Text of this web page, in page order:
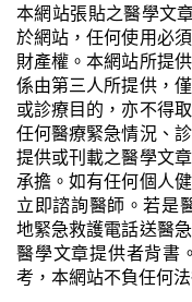
本網站張貼之醫學文
於網站，任何使用必
財產權。本網站所提
係由第三人所提供，
或診療目的，亦不得
任何醫療緊急情況、
提供或刊載之醫學文
承擔。如有任何個人
立即諮詢醫師。若是
地緊急救護電話送醫
醫學文章提供者背書
考，本網站不負任何